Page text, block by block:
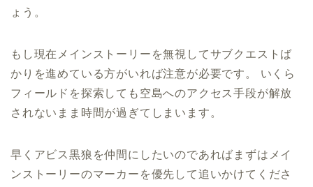
ょう。
もし現在メインストーリーを無視してサブクエストば
かりを進めている方がいれば注意が必要です。 いくら
フィールドを探索しても空島へのアクセス手段が解放
されないまま時間が過ぎてしまいます。
早くアビス黒狼を仲間にしたいのであればまずはメイ
ンストーリーのマーカーを優先して追いかけてくださ